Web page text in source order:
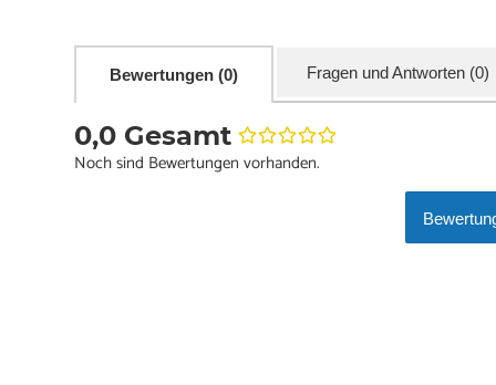
Bewertungen (0) Fragen und Antworten (0)
0,0 Gesamt
Noch sind Bewertungen vorhanden.